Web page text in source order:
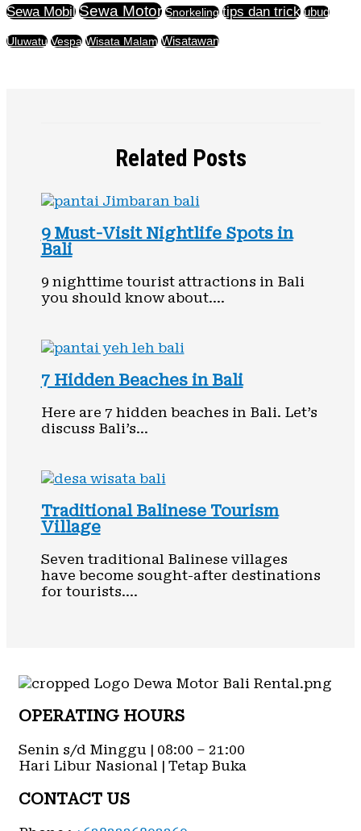
Sewa Mobil Sewa Motor Snorkeling tips dan trick ubud
Uluwatu Vespa Wisata Malam Wisatawan
Related Posts
9 Must-Visit Nightlife Spots in
Bali
9 nighttime tourist attractions in Bali
you should know about.…
7 Hidden Beaches in Bali
Here are 7 hidden beaches in Bali. Let’s
discuss Bali’s…
Traditional Balinese Tourism
Village
Seven traditional Balinese villages
have become sought-after destinations
for tourists.…
OPERATING HOURS
Senin s/d Minggu | 08:00 – 21:00
Hari Libur Nasional | Tetap Buka
CONTACT US